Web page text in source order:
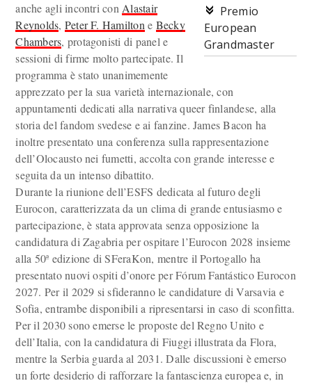
Premio
European
Grandmaster
anche agli incontri con Alastair
Reynolds, Peter F. Hamilton e Becky
Chambers, protagonisti di panel e
sessioni di firme molto partecipate. Il
programma è stato unanimemente
apprezzato per la sua varietà internazionale, con
appuntamenti dedicati alla narrativa queer finlandese, alla
storia del fandom svedese e ai fanzine. James Bacon ha
inoltre presentato una conferenza sulla rappresentazione
dell’Olocausto nei fumetti, accolta con grande interesse e
seguita da un intenso dibattito.
Durante la riunione dell’ESFS dedicata al futuro degli
Eurocon, caratterizzata da un clima di grande entusiasmo e
partecipazione, è stata approvata senza opposizione la
candidatura di Zagabria per ospitare l’Eurocon 2028 insieme
alla 50ª edizione di SFeraKon, mentre il Portogallo ha
presentato nuovi ospiti d’onore per Fórum Fantástico Eurocon
2027. Per il 2029 si sfideranno le candidature di Varsavia e
Sofia, entrambe disponibili a ripresentarsi in caso di sconfitta.
Per il 2030 sono emerse le proposte del Regno Unito e
dell’Italia, con la candidatura di Fiuggi illustrata da Flora,
mentre la Serbia guarda al 2031. Dalle discussioni è emerso
un forte desiderio di rafforzare la fantascienza europea e, in